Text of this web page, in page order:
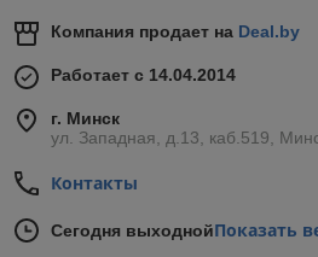
Компания продает на Deal.by
Работает с 14.04.2014
г. Минск
ул. Западная, д.13, каб.519,
Контакты
Сегодня выходнойПоказать